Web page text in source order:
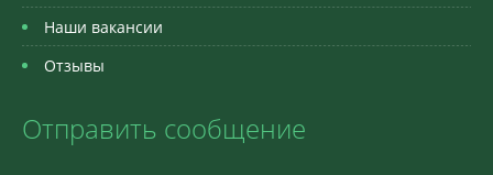
Наши вакансии
Отзывы
Отправить сообщение